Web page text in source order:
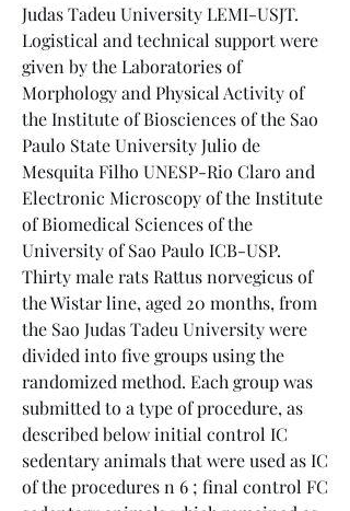
Judas Tadeu University LEMI-USJT.
Logistical and technical support were
given by the Laboratories of
Morphology and Physical Activity of
the Institute of Biosciences of the Sao
Paulo State University Julio de
Mesquita Filho UNESP-Rio Claro and
Electronic Microscopy of the Institute
of Biomedical Sciences of the
University of Sao Paulo ICB-USP.
Thirty male rats Rattus norvegicus of
the Wistar line, aged 20 months, from
the Sao Judas Tadeu University were
divided into five groups using the
randomized method. Each group was
submitted to a type of procedure, as
described below initial control IC
sedentary animals that were used as IC
of the procedures n 6 ; final control FC